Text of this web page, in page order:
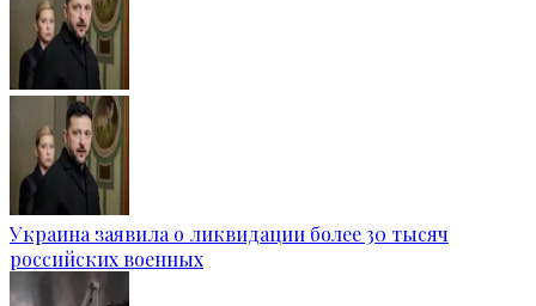
Украина заявила о ликвидации более 30 тысяч
российских военных